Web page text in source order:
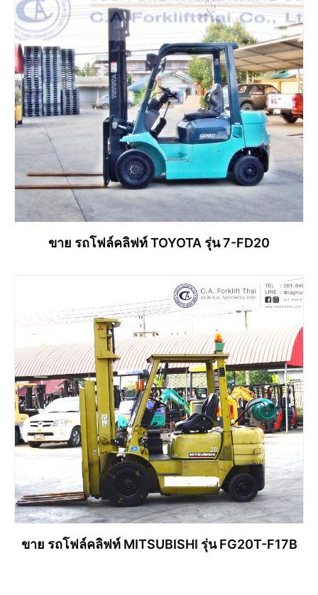
อ่านเพิ่ม
ขาย รถโฟล์คลิฟท์ TOYOTA รุ่น 7-FD20
อ่านเพิ่ม
ขาย รถโฟล์คลิฟท์ MITSUBISHI รุ่น FG20T-F17B